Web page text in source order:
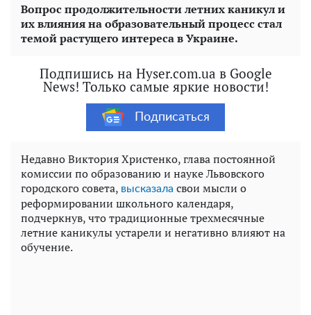
Вопрос продолжительности летних каникул и
их влияния на образовательный процесс стал
темой растущего интереса в Украине.
Подпишись на Hyser.com.ua в Google
News! Только самые яркие новости!
Подписаться
Недавно Виктория Христенко, глава постоянной
комиссии по образованию и науке Львовского
городского совета, высказала свои мысли о
реформировании школьного календаря,
подчеркнув, что традиционные трехмесячные
летние каникулы устарели и негативно влияют на
обучение.